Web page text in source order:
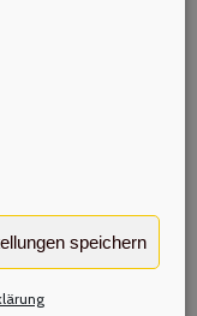
speichern